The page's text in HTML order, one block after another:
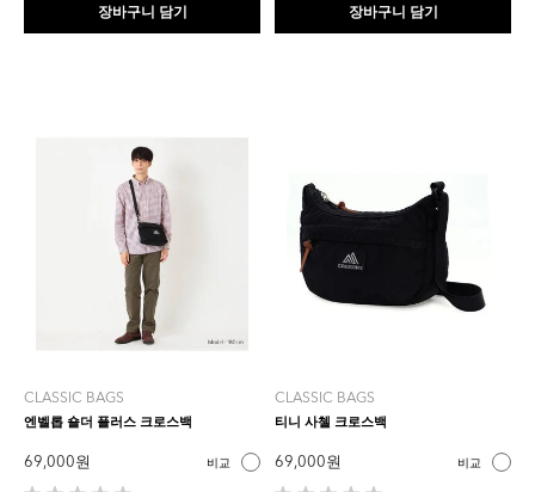
다.
장바구니 담기
다.
장바구니 담기
CLASSIC BAGS
엔벨롭 숄더 플러스 크로스백
69,000 원 비교
CLASSIC BAGS
티니 사첼 크로스백
69,000 원 비교